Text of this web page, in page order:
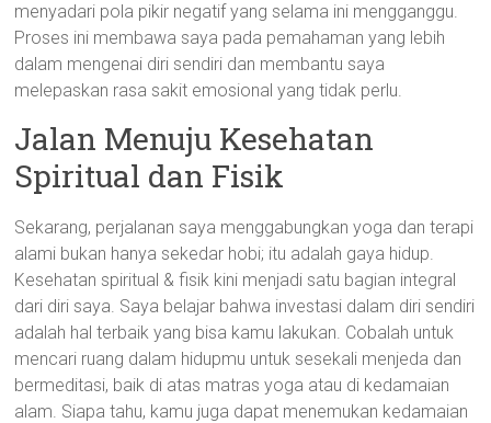
menyadari pola pikir negatif yang selama ini mengganggu.
Proses ini membawa saya pada pemahaman yang lebih
dalam mengenai diri sendiri dan membantu saya
melepaskan rasa sakit emosional yang tidak perlu.
Jalan Menuju Kesehatan
Spiritual dan Fisik
Sekarang, perjalanan saya menggabungkan yoga dan terapi
alami bukan hanya sekedar hobi; itu adalah gaya hidup.
Kesehatan spiritual & fisik kini menjadi satu bagian integral
dari diri saya. Saya belajar bahwa investasi dalam diri sendiri
adalah hal terbaik yang bisa kamu lakukan. Cobalah untuk
mencari ruang dalam hidupmu untuk sesekali menjeda dan
bermeditasi, baik di atas matras yoga atau di kedamaian
alam. Siapa tahu, kamu juga dapat menemukan kedamaian